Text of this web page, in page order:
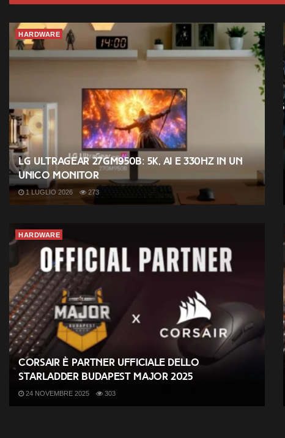
HARDWARE
LG UltraGear 27GM950B: 5K, AI e 330Hz in un
unico monitor
1 LUGLIO 2026 273
HARDWARE
CORSAIR è partner ufficiale dello
StarLadder Budapest Major 2025
24 NOVEMBRE 2025 303